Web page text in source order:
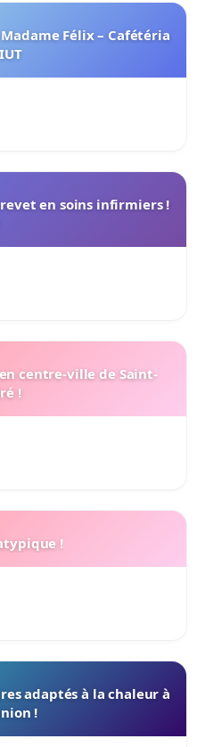
en soins infirmiers !
centre-ville de Saint-
!
!
adaptés à la chaleur à
!